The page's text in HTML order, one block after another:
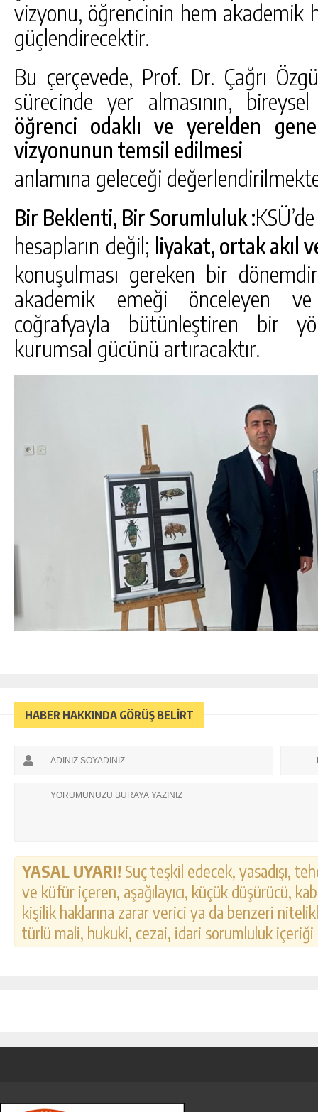
vizyonu, öğrencinin hem akademik
güçlendirecektir.
Bu çerçevede, Prof. Dr. Çağrı
sürecinde yer almasının,
öğrenci odaklı ve yerelden
vizyonunun temsil edilmesi
anlamına geleceği
Bir Beklenti, Bir Sorumluluk :
hesapların değil; liyakat, ortak akıl
konuşulması gereken bir
akademik emeği önceleyen
coğrafyayla bütünleştiren bir
kurumsal gücünü artıracaktır.
HABER HAKKINDA GÖRÜŞ BELİRT
YASAL UYARI! Suç teşkil edecek, yasadışı,
ve küfür içeren, aşağılayıcı, küçük düşürücü,
kişilik haklarına zarar verici ya da benzeri
türlü mali, hukuki, cezai, idari sorumluluk